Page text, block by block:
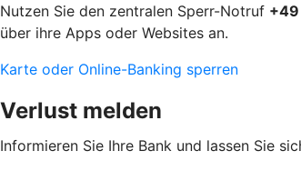
Nutzen Sie den zentralen Sperr-Notruf +49
über ihre Apps oder Websites an.
Karte oder Online-Banking sperren
Verlust melden
Informieren Sie Ihre Bank und lassen Sie